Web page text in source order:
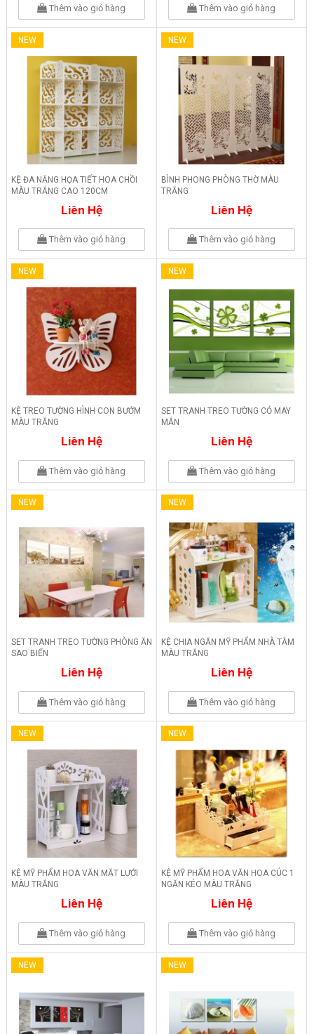
Thêm vào giỏ hàng Thêm vào giỏ hàng
NEW
KỆ ĐA NĂNG HỌA TIẾT HOA CHỒI
MÀU TRẮNG CAO 120CM
Liên Hệ
Thêm vào giỏ hàng
NEW
BÌNH PHONG PHÒNG THỜ MÀU
TRẮNG
Liên Hệ
Thêm vào giỏ hàng
NEW
KỆ TREO TƯỜNG HÌNH CON BƯỚM
MÀU TRẮNG
Liên Hệ
Thêm vào giỏ hàng
NEW
SET TRANH TREO TƯỜNG CỎ MAY
MẮN
Liên Hệ
Thêm vào giỏ hàng
NEW
SET TRANH TREO TƯỜNG PHÒNG ĂN
SAO BIỂN
Liên Hệ
Thêm vào giỏ hàng
NEW
KỆ CHIA NGĂN MỸ PHẨM NHÀ TẮM
MÀU TRẮNG
Liên Hệ
Thêm vào giỏ hàng
NEW
KỆ MỸ PHẨM HOA VĂN MẮT LƯỚI
MÀU TRẮNG
Liên Hệ
Thêm vào giỏ hàng
NEW
KỆ MỸ PHẨM HOA VĂN HOA CÚC 1
NGĂN KÉO MÀU TRẮNG
Liên Hệ
Thêm vào giỏ hàng
NEW NEW